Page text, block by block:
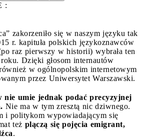
:
zakorzeniło się w naszym języku tak
r. kapituła polskich językoznawców
raz pierwszy w historii) wybrała ten
Dzięki głosom internautów
w ogólnopolskim internetowym
przez Uniwersytet Warszawski.
nie umie jednak podać precyzyjnej
Nie ma w tym zresztą nic dziwnego.
i politykom wypowiadającym się
też plączą się pojęcia emigrant,
.